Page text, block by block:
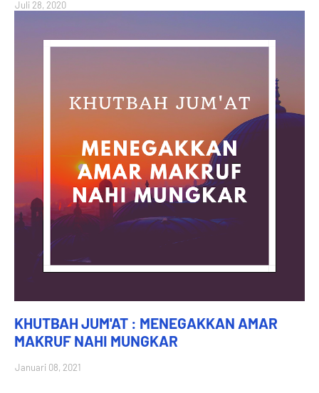
Juli 28, 2020
KHUTBAH JUM'AT : MENEGAKKAN AMAR
MAKRUF NAHI MUNGKAR
Januari 08, 2021